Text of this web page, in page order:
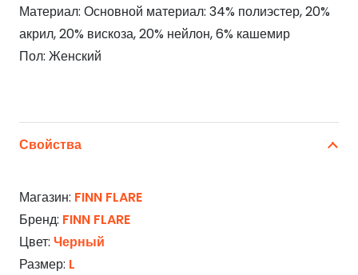
Материал: Основной материал: 34% полиэстер, 20%
акрил, 20% вискоза, 20% нейлон, 6% кашемир
Пол: Женский
Свойства
Магазин: FINN FLARE
Бренд: FINN FLARE
Цвет: Черный
Размер: L